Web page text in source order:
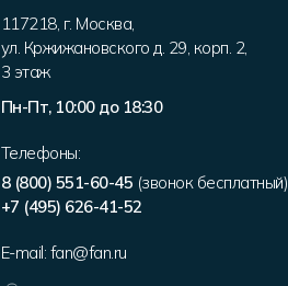
117218, г. Москва,
ул. Кржижановского д. 29, корп. 2,
3 этаж
Пн-Пт, 10:00 до 18:30
Телефоны:
8 (800) 551-60-45 (звонок бесплатный)
+7 (495) 626-41-52
E-mail: fan@fan.ru